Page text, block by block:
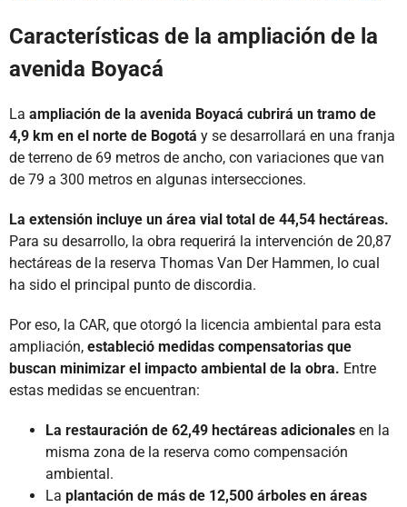
Características de la ampliación de la
avenida Boyacá
La ampliación de la avenida Boyacá cubrirá un tramo de
4,9 km en el norte de Bogotá y se desarrollará en una franja
de terreno de 69 metros de ancho, con variaciones que van
de 79 a 300 metros en algunas intersecciones.
La extensión incluye un área vial total de 44,54 hectáreas.
Para su desarrollo, la obra requerirá la intervención de 20,87
hectáreas de la reserva Thomas Van Der Hammen, lo cual
ha sido el principal punto de discordia.
Por eso, la CAR, que otorgó la licencia ambiental para esta
ampliación, estableció medidas compensatorias que
buscan minimizar el impacto ambiental de la obra. Entre
estas medidas se encuentran:
La restauración de 62,49 hectáreas adicionales en la
misma zona de la reserva como compensación
ambiental.
La plantación de más de 12,500 árboles en áreas